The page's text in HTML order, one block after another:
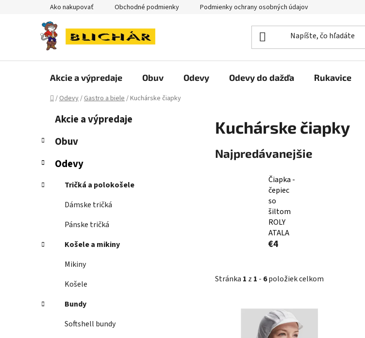
Ako nakupovať Obchodné podmienky Podmienky ochrany osobných údajov
Akcie a výpredaje Obuv Odevy Odevy do dažďa Rukavice
Domov
/Odevy/Gastro a biele/Kuchárske čiapky
č
ý
a
Preskočiť
kategórie
e
ó
i
Akcie a výpredaje
Obuv
Odevy
Tričká a polokošele
Dámske tričká
Pánske tričká
Košele a mikiny
Mikiny
Košele
Bundy
Softshell bundy
Kuchárske čiapky
Najpredávanejšie
Čiapka -
čepiec
so
šiltom
ROLY
ATALA
€4
Stránka 1 z 1 - 6položiek celkom